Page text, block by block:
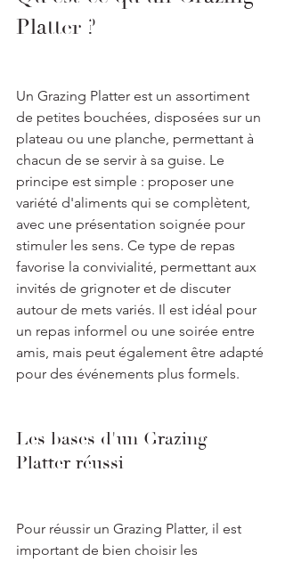
Platter ?
Un Grazing Platter est un assortiment
de petites bouchées, disposées sur un
plateau ou une planche, permettant à
chacun de se servir à sa guise. Le
principe est simple : proposer une
variété d'aliments qui se complètent,
avec une présentation soignée pour
stimuler les sens. Ce type de repas
favorise la convivialité, permettant aux
invités de grignoter et de discuter
autour de mets variés. Il est idéal pour
un repas informel ou une soirée entre
amis, mais peut également être adapté
pour des événements plus formels.
Les bases d'un Grazing
Platter réussi
Pour réussir un Grazing Platter, il est
important de bien choisir les